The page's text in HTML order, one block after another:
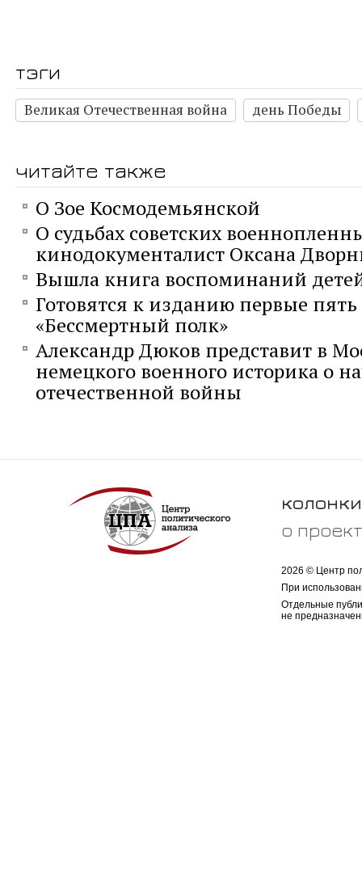
тэги
Великая Отечественная война день Победы
читайте также
О Зое Космодемьянской
О судьбах советских
кинодокументалист Оксана
Вышла книга воспоминаний
Готовятся к изданию первые
«Бессмертный полк»
Александр Дюков представит в
немецкого военного историка о
отечественной войны
колонки
о
2026 © Центр
При
Отдельные
не